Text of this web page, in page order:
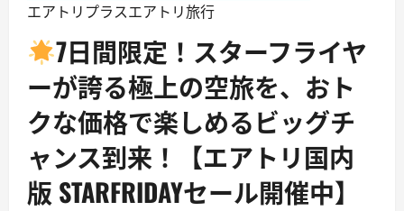
エアトリプラスエアトリ旅行
7日間限定！スターフライヤ
ーが誇る極上の空旅を、おト
クな価格で楽しめるビッグチ
ャンス到来！【エアトリ国内
版 STARFRIDAYセール開催中】